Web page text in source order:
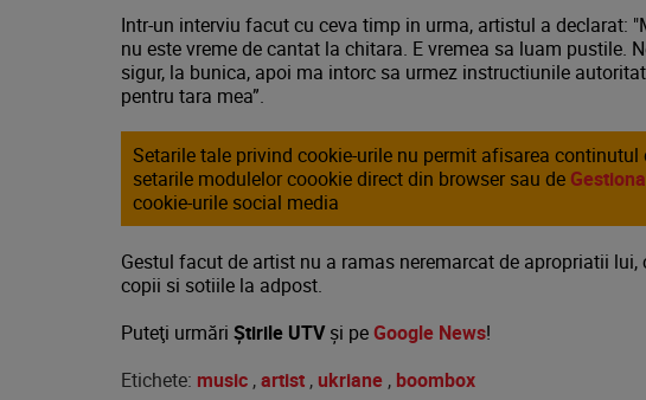
Intr-un interviu facut cu ceva timp in urma, artistul a declarat:
nu este vreme de cantat la chitara. E vremea sa luam pustile.
sigur, la bunica, apoi ma intorc sa urmez instructiunile
pentru tara mea”.
Setarile tale privind cookie-urile nu permit afisarea
setarile modulelor coookie direct din browser sau de
cookie-urile social media
Gestul facut de artist nu a ramas neremarcat de apropriatii
copii si sotiile la adpost.
Puteţi urmări Știrile UTVşi peGoogle News!
Etichete: music ,artist , ukriane , boombox